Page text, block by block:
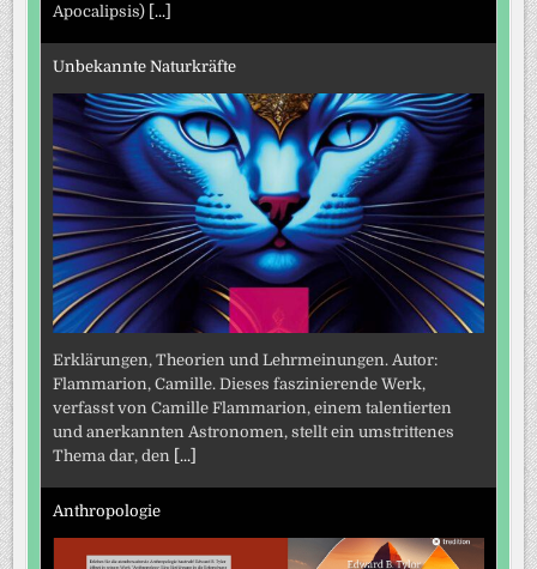
Apocalipsis) [...]
Unbekannte Naturkräfte
Erklärungen, Theorien und Lehrmeinungen. Autor:
Flammarion, Camille. Dieses faszinierende Werk,
verfasst von Camille Flammarion, einem talentierten
und anerkannten Astronomen, stellt ein umstrittenes
Thema dar, den
[...]
Anthropologie